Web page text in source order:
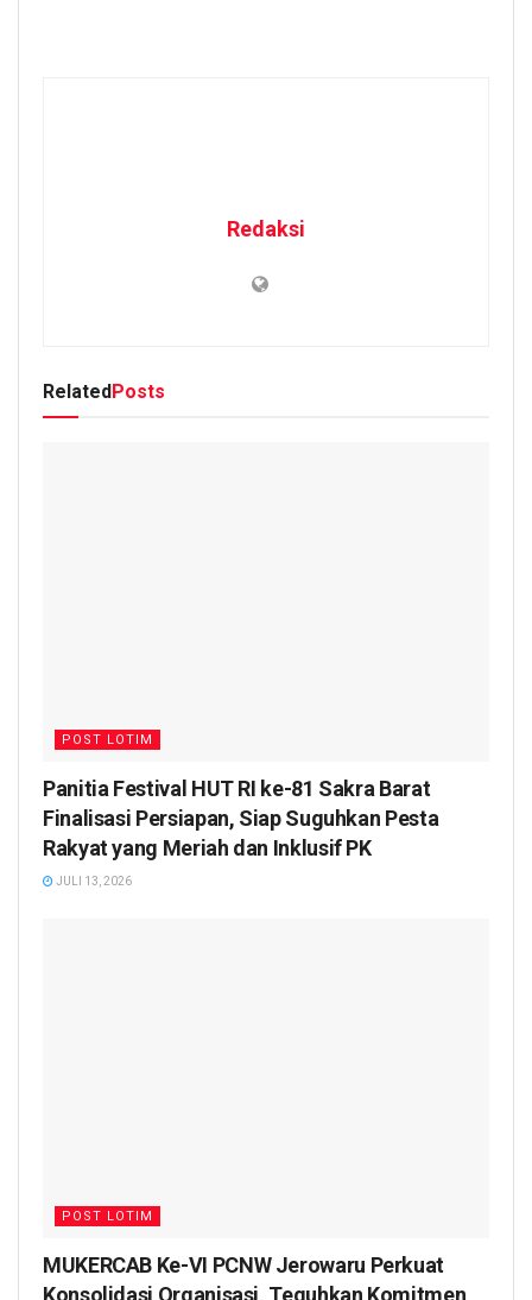
Redaksi
RelatedPosts
POST LOTIM
Panitia Festival HUT RI ke-81 Sakra Barat
Finalisasi Persiapan, Siap Suguhkan Pesta
Rakyat yang Meriah dan Inklusif PK
JULI 13, 2026
POST LOTIM
MUKERCAB Ke-VI PCNW Jerowaru Perkuat
Konsolidasi Organisasi, Teguhkan Komitmen